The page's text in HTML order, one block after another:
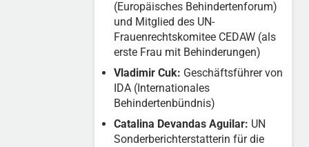
(Europäisches Behindertenforum)
und Mitglied des UN-
Frauenrechtskomitee CEDAW (als
erste Frau mit Behinderungen)
Vladimir Cuk: Geschäftsführer von
IDA (Internationales
Behindertenbündnis)
Catalina Devandas Aguilar: UN
Sonderberichterstatterin für die